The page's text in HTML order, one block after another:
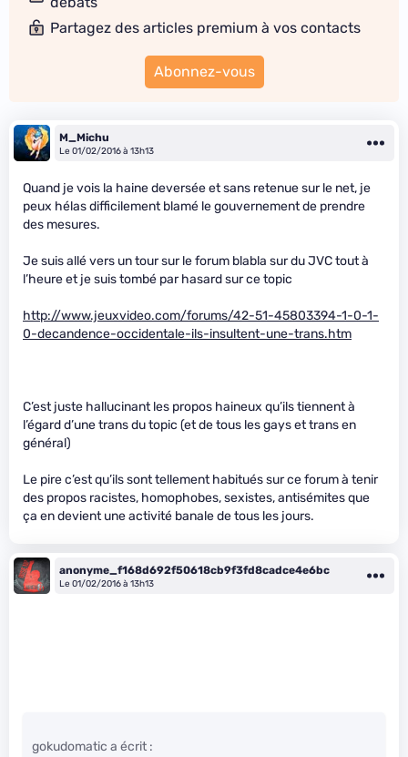
Partagez des articles premium à vos contacts
Abonnez-vous
M_Michu
Le 01/02/2016 à 13h13
Quand je vois la haine deversée et sans retenue sur le net, je
peux hélas difficilement blamé le gouvernement de prendre
des mesures.
Je suis allé vers un tour sur le forum blabla sur du JVC tout à
l’heure et je suis tombé par hasard sur ce topic
http://www.jeuxvideo.com/forums/42-51-45803394-1-0-1-
0-decandence-occidentale-ils-insultent-une-trans.htm
C’est juste hallucinant les propos haineux qu’ils tiennent à
l’égard d’une trans du topic (et de tous les gays et trans en
général)
Le pire c’est qu’ils sont tellement habitués sur ce forum à tenir
des propos racistes, homophobes, sexistes, antisémites que
ça en devient une activité banale de tous les jours.
anonyme_f168d692f50618cb9f3fd8cadce4e6bc
Le 01/02/2016 à 13h13
gokudomatic a écrit :